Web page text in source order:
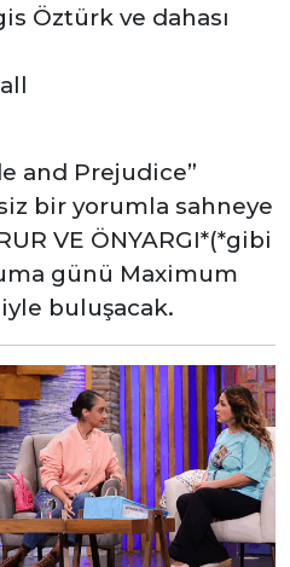
Öztürk ve dahası
and Prejudice”
bir yorumla sahneye
VE ÖNYARGI*(*gibi
günü Maximum
buluşacak.